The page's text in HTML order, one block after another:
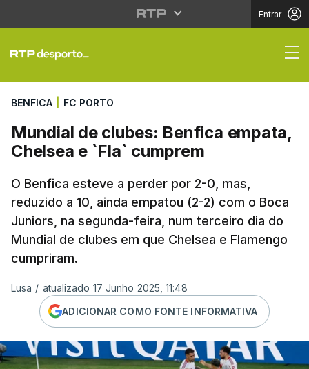
Entrar
Mundial de clubes:
BENFICA FC PORTO
Mundial de clubes: Benfica empata,
Chelsea e `Fla` cumprem
O Benfica esteve a perder por 2-0, mas,
reduzido a 10, ainda empatou (2-2) com o Boca
Juniors, na segunda-feira, num terceiro dia do
Mundial de clubes em que Chelsea e Flamengo
cumpriram.
Lusa / atualizado 17 Junho 2025, 11:48
ADICIONAR COMO FONTE INFORMATIVA